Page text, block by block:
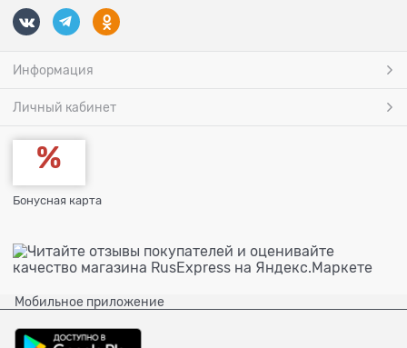
Информация
Личный кабинет
Бонусная карта
Мобильное приложение